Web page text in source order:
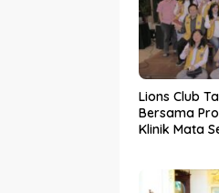
Lions Club
Bersama
Klinik Mata
Kesehatan